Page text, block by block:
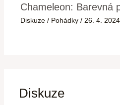
Chameleon: Barevná
Diskuze / Pohádky / 26. 4. 2024
Diskuze